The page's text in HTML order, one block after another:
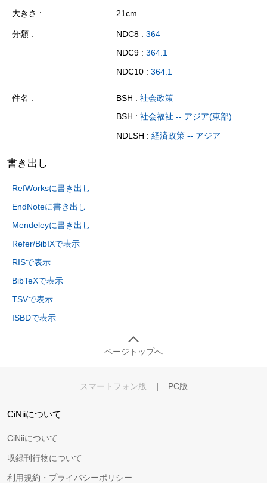
大きさ
21cm
分類 NDC8 : 364
NDC9 : 364.1
NDC10 : 364.1
件名 BSH : 社会政策
BSH : 社会福祉 -- アジア(東部)
NDLSH : 経済政策 -- アジア
書き出し
RefWorksに書き出し
EndNoteに書き出し
Mendeleyに書き出し
Refer/BibIXで表示
RISで表示
BibTeXで表示
TSVで表示
ISBDで表示
ページトップへ
スマートフォン版 | PC版
CiNiiについて
CiNiiについて
収録刊行物について
利用規約・プライバシーポリシー